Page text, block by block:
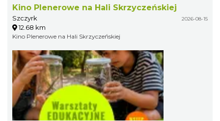
Kino Plenerowe na Hali Skrzyczeńskiej
Szczyrk 2026-08-15
12.68 km
Kino Plenerowe na Hali Skrzyczeńskiej